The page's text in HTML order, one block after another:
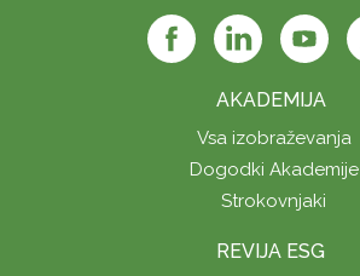
AKADEMIJA
Vsa izobraževanja
Dogodki Akademije
Strokovnjaki
REVIJA ESG